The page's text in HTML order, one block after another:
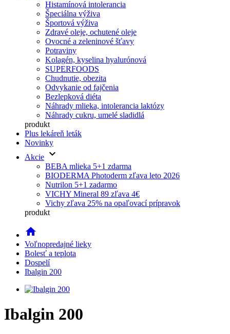
Histamínová intolerancia
Špeciálna výživa
Športová výživa
Zdravé oleje, ochutené oleje
Ovocné a zeleninové šťavy
Potraviny
Kolagén, kyselina hyalurónová
SUPERFOODS
Chudnutie, obezita
Odvykanie od fajčenia
Bezlepková diéta
Náhrady mlieka, intolerancia laktózy
Náhrady cukru, umelé sladidlá
produkt
Plus lekáreň leták
Novinky
Akcie keyboard_arrow_down
BEBA mlieka 5+1 zdarma
BIODERMA Photoderm zľava leto 2026
Nutrilon 5+1 zadarmo
VICHY Mineral 89 zľava 4€
Vichy zľava 25% na opaľovací prípravok
produkt
home
Voľnopredajné lieky
Bolesť a teplota
Dospelí
Ibalgin 200
Ibalgin 200